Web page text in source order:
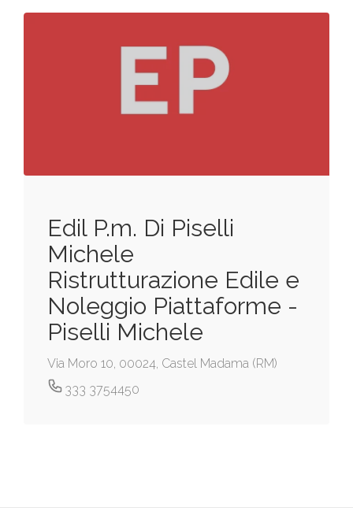
Edil P.m. Di Piselli
Michele
Ristrutturazione Edile e
Noleggio Piattaforme -
Piselli Michele
Via Moro 10, 00024, Castel Madama (RM)
333 3754450